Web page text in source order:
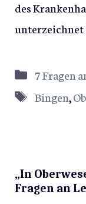
des
unterzeichnet
7 Fragen
Bingen,
„In
Fragen an